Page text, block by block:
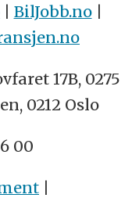
| BilJobb.no|
17B, 0275
0212 Oslo
00
|